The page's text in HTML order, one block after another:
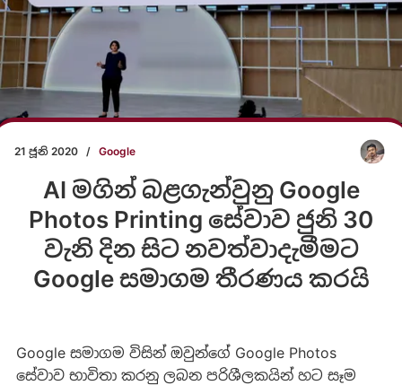
21 ජූනි 2020 / Google
AI මගින් බළගැන්වුනු Google
Photos Printing සේවාව ජුනි 30
වැනි දින සිට නවත්වාදැමීමට
Google සමාගම තීරණය කරයි
Google සමාගම විසින් ඔවුන්ගේ Google Photos
සේවාව භාවිතා කරනු ලබන පරිශීලකයින් හට සෑම